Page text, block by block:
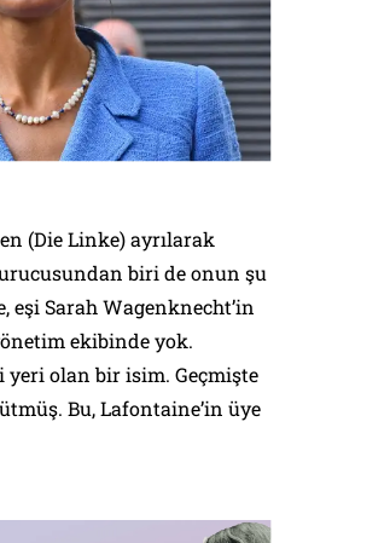
(Die Linke) ayrılarak
biri de onun şu
eşi Sarah Wagenknecht’in
ekibinde yok.
olan bir isim. Geçmişte
Bu, Lafontaine’in üye